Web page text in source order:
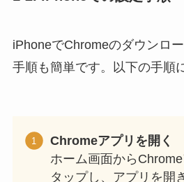
iPhoneでChromeのダウンロ
手順も簡単です。以下の手順
Chromeアプリを開く
ホーム画面から
タップし、アプリを開